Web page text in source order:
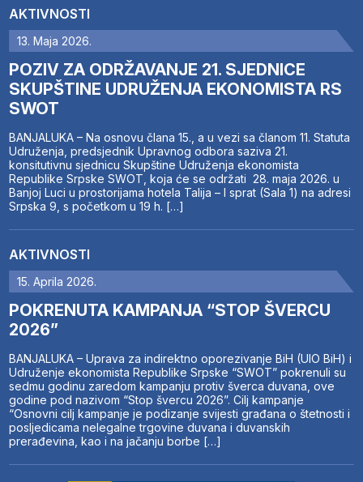
AKTIVNOSTI
13. Maja 2026.
POZIV ZA ODRŽAVANJE 21. SJEDNICE
SKUPŠTINE UDRUŽENJA EKONOMISTA RS
SWOT
BANJALUKA – Na osnovu člana 15., a u vezi sa članom 11. Statuta
Udruženja, predsjednik Upravnog odbora saziva 21.
konsitutivnu sjednicu Skupštine Udruženja ekonomista
Republike Srpske SWOT, koja će se održati 28. maja 2026. u
Banjoj Luci u prostorijama hotela Talija – I sprat (Sala 1) na adresi
Srpska 9, s početkom u 19 h. […]
AKTIVNOSTI
15. Aprila 2026.
POKRENUTA KAMPANJA “STOP ŠVERCU
2026”
BANJALUKA – Uprava za indirektno oporezivanje BiH (UIO BiH) i
Udruženje ekonomista Republike Srpske “SWOT” pokrenuli su
sedmu godinu zaredom kampanju protiv šverca duvana, ove
godine pod nazivom “Stop švercu 2026”. Cilj kampanje
“Osnovni cilj kampanje je podizanje svijesti građana o štetnosti i
posljedicama nelegalne trgovine duvana i duvanskih
prerađevina, kao i na jačanju borbe […]